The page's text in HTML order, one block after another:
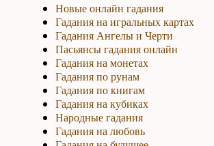
Новые онлайн гадания
Гадания на игральных картах
Гадания Ангелы и Черти
Пасьянсы гадания онлайн
Гадания на монетах
Гадания по рунам
Гадания по книгам
Гадания на кубиках
Народные гадания
Гадания на любовь